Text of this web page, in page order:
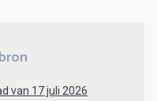
van 17 juli 2026